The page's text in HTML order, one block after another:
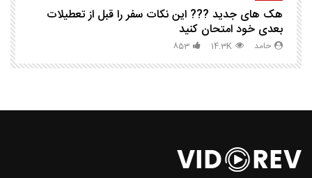
هک های جدید ??️? این نکات سفر را قبل از تعطیلات
بعدی خود امتحان کنید
حامد 14.3K
853